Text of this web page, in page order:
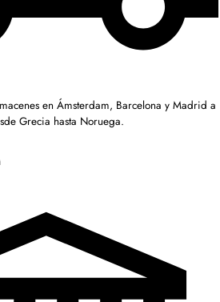
en Ámsterdam, Barcelona y Madrid a
Grecia hasta Noruega.